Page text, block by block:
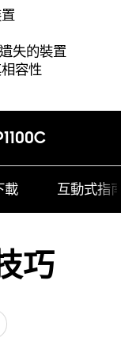
失的裝置
容性
載 互動式指
巧